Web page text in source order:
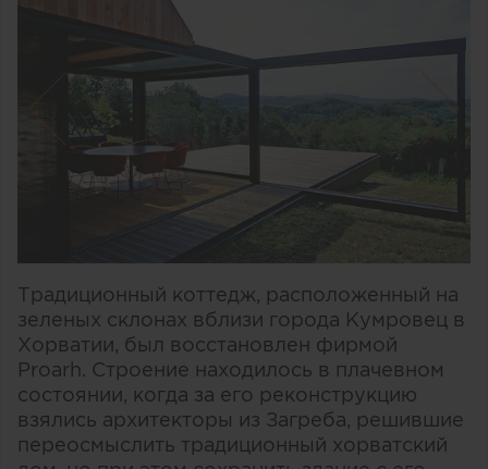
Традиционный коттедж, расположенный на
зеленых склонах вблизи города Кумровец в
Хорватии, был восстановлен фирмой
Рroarh. Строение находилось в плачевном
состоянии, когда за его реконструкцию
взялись архитекторы из Загреба, решившие
переосмыслить традиционный хорватский